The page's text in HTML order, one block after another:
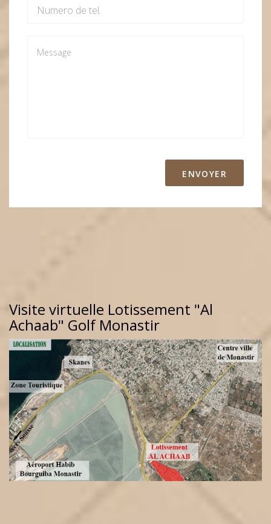
ENVOYER
Visite virtuelle Lotissement "Al
Achaab" Golf Monastir